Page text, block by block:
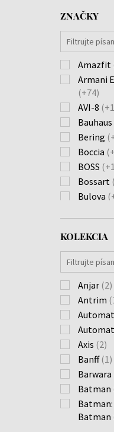
ZNAČKY
Amazfit
Armani
(+74)
AVI-8
Bauhaus
Bering
Boccia
BOSS
Bossart
Bulova
Carl von
Carneo
Casio
Citizen
Claude
Cluse
Daisy
Daniel
(+57)
Diesel
Dkny
Donoval
Edox
KOLEKCIA
Anjar (2)
Antrim
Axis (2)
Banff(1)
Barwara
Batman
Batman